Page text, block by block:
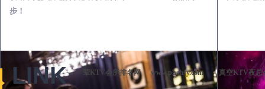
步！
LINK 荤KTV会所排名网 www.phshsy.com 真空KTV夜总